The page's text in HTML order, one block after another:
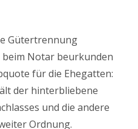
Gütertrennung
beim Notar beurkunden
für die Ehegatten:
der hinterbliebene
und die andere
Ordnung.